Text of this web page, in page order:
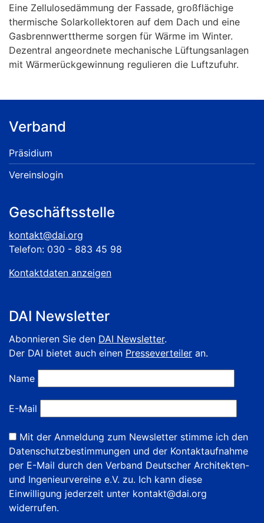
Eine Zellulosedämmung der Fassade, großflächige
thermische Solarkollektoren auf dem Dach und eine
Gasbrennwerttherme sorgen für Wärme im Winter.
Dezentral angeordnete mechanische Lüftungsanlagen
mit Wärmerückgewinnung regulieren die Luftzufuhr.
Verband
Präsidium
Vereinslogin
Geschäftsstelle
kontakt@dai.org
Telefon: 030 - 883 45 98
Kontaktdaten anzeigen
DAI Newsletter
Abonnieren Sie den DAI Newsletter.
Der DAI bietet auch einen Presseverteiler an.
Name
E-Mail
Mit der Anmeldung zum Newsletter stimme ich den
Datenschutzbestimmungen und der Kontaktaufnahme
per E-Mail durch den Verband Deutscher Architekten-
und Ingenieurvereine e.V. zu. Ich kann diese
Einwilligung jederzeit unter kontakt@dai.org
widerrufen.